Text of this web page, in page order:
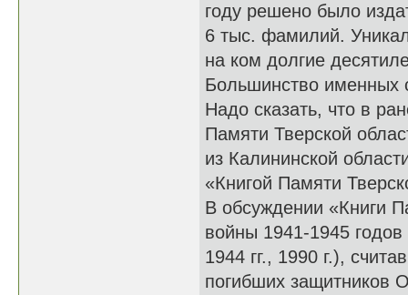
году решено было
6 тыс. фамилий.
на ком долгие
Большинство именных
Надо сказать, что в
Памяти Тверской
из Калининской
«Книгой Памяти
В обсуждении «Книги
войны 1941-1945
1944 гг., 1990 г.),
погибших защитников